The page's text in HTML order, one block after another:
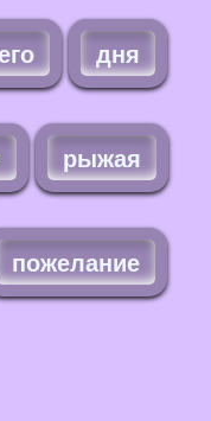
дня
рыжая
пожелание